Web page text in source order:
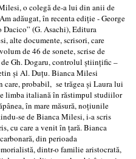
o colegă de-a lui din anii de
adăugat, în recenta ediţie - George
(G. Asachi), Editura
alte documente, scrisori, care
de 46 de sonete, scrise de
Gh. Dogaru, controlul ştiinţific –
şi Al. Duţu. Bianca Milesi
probabil, se trăgea şi Laura lui
limba italiană în răstimpul studiilor
în mare măsură, noţiunile
se de Bianca Milesi, i-a scris
cu care a venit în ţară. Bianca
din perioada
dintr-o familie aristocrată,